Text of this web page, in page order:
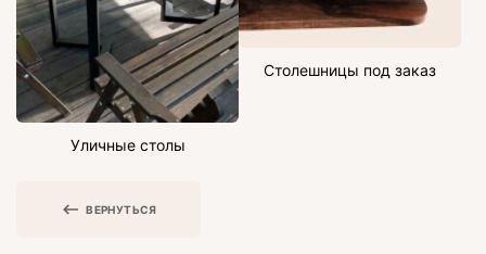
Уличные столы
Столешницы под заказ
ВЕРНУТЬСЯ